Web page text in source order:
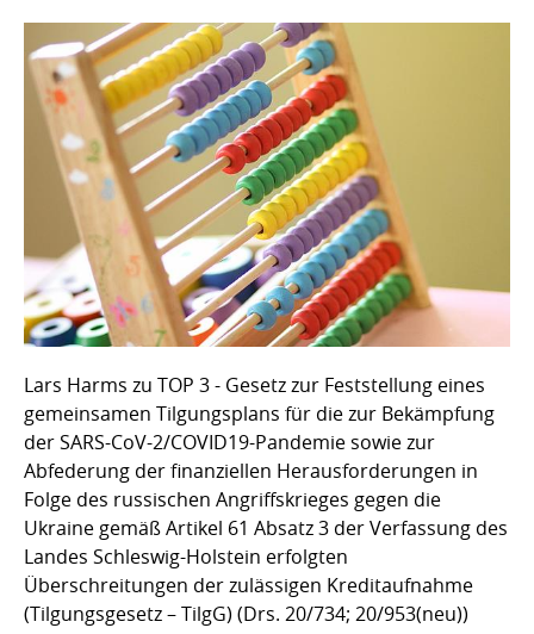
Lars Harms zu TOP 3 - Gesetz zur Feststellung eines
gemeinsamen Tilgungsplans für die zur Bekämpfung
der SARS-CoV-2/COVID19-Pandemie sowie zur
Abfederung der finanziellen Herausforderungen in
Folge des russischen Angriffskrieges gegen die
Ukraine gemäß Artikel 61 Absatz 3 der Verfassung des
Landes Schleswig-Holstein erfolgten
Überschreitungen der zulässigen Kreditaufnahme
(Tilgungsgesetz – TilgG) (Drs. 20/734; 20/953(neu))